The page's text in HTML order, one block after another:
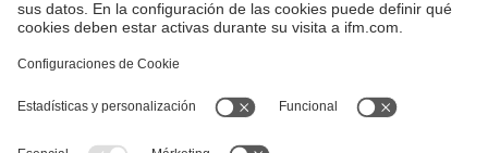
Sostenibilidad
Política de garantía
Sedes (EN)
Responsible Disclosure